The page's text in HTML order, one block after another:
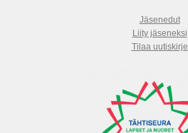
Jäsenedut
Liity jäseneksi
Tilaa uutiskirje